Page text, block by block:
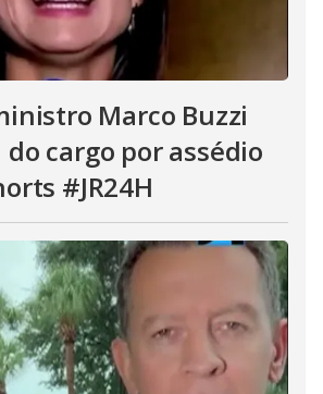
Marco Buzzi
cargo por assédio
#JR24H